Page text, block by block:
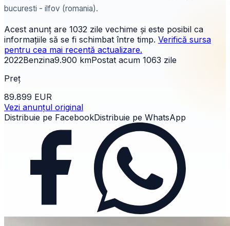
bucuresti - ilfov (romania).
Acest anunț are 1032 zile vechime și este posibil ca
informațiile să se fi schimbat între timp. Verifică sursa
pentru cea mai recentă actualizare.
2022Benzina9.900 kmPostat acum 1063 zile
Preț
89.899 EUR
Vezi anunțul original
Distribuie pe FacebookDistribuie pe WhatsApp